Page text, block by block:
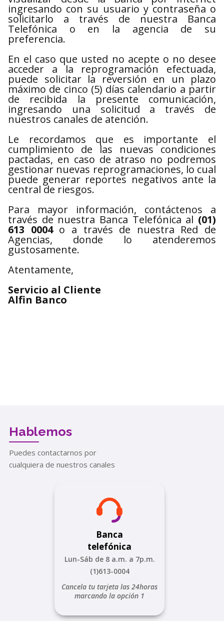
ingresando con su usuario y contraseña o
solicitarlo a través de nuestra Banca
Telefónica o en la agencia de su
preferencia.
En el caso que usted no acepte o no desee
acceder a la reprogramación efectuada,
puede solicitar la reversión en un plazo
máximo de cinco (5) días calendario a partir
de recibida la presente comunicación,
ingresando una solicitud a través de
nuestros canales de atención.
Le recordamos que es importante el
cumplimiento de las nuevas condiciones
pactadas, en caso de atraso no podremos
gestionar nuevas reprogramaciones, lo cual
puede generar reportes negativos ante la
central de riesgos.
Para mayor información, contáctenos a
través de nuestra Banca Telefónica al (01)
613 0004o a través de nuestra Red de
Agencias, donde lo atenderemos
gustosamente.
Atentamente,
Servicio al Cliente
Alfin Banco
Hablemos
Puedes contactarnos por
cualquiera de nuestros canales
Banca
telefónica
Lun-Sáb de 8 a.m. a 7p.m.
(1)613-0004
Cancela tu tarjeta las 24horas
marcando la opción 1